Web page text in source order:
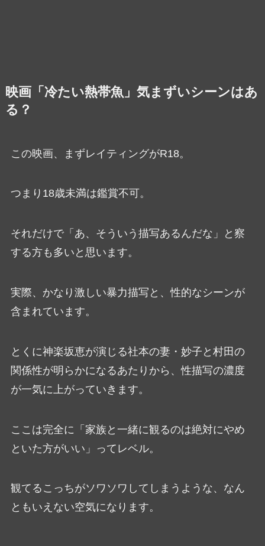
映画「冷たい熱帯魚」気まずいシーンはあ
る？
この映画、まずレイティングがR18。
つまり18歳未満は鑑賞不可。
それだけで「あ、そういう描写あるんだな」と察
する方も多いと思います。
実際、かなり激しい暴力描写と、性的なシーンが
含まれています。
とくに神楽坂恵が演じる社本の妻・妙子と村田の
関係性が明らかになるあたりから、性描写の濃度
が一気に上がっていきます。
ここは完全に「家族と一緒に観るのは絶対にやめ
といた方がいい」ってレベル。
観てるこっちがソワソワしてしまうような、なん
ともいえない空気になります。